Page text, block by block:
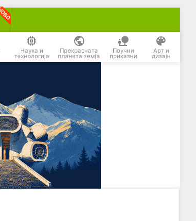
Наука и
технологија
Прекрасната
планета земја
Поучни
приказни
Арт и
дизајн